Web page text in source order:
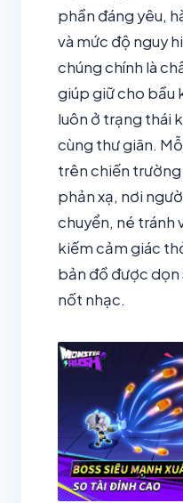
phần đáng yêu,
và mức độ nguy
chúng chính là
giúp giữ cho bầu
luôn ở trạng thái
cùng thư giãn.
trên chiến
phản xạ, nơi
chuyển, né tránh
kiếm cảm giác
bản đồ được
nốt nhạc.